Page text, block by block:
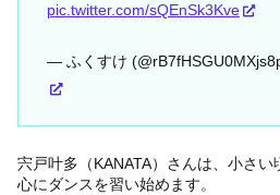
pic.twitter.com/sQEnSk3Kve
— ふくすけ
宍戸叶多（KANATA）さんは、小さい
心にダンスを習い始めます。